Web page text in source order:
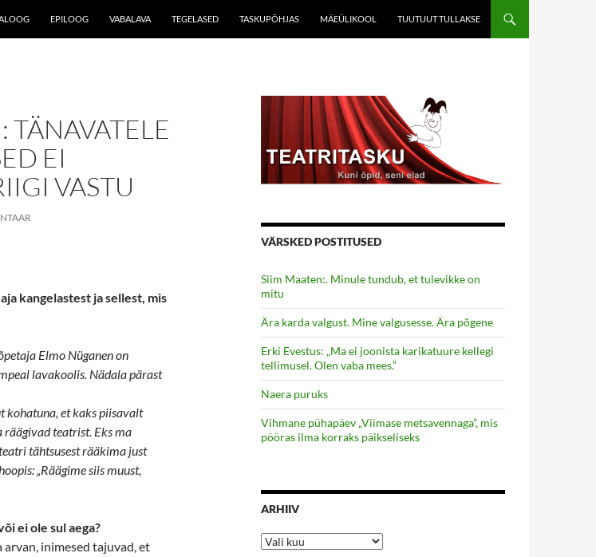
EPILOOG VABALAVA TEGELASED TASKUPÕHJAS MÄEÜLIKOOL TUUTUUT TULLAKSE
EI
VASTU
kangelastest ja sellest, mis
Elmo Nüganen on
lavakoolis. Nädala pärast
kohatuna, et kaks piisavalt
teatrist. Eks ma
tähtsusest rääkima just
„Räägime siis muust,
ei ole sul aega?
arvan, inimesed tajuvad, et
VÄRSKED POSTITUSED
Siim Maaten:. Minule tundub, et tulevikke on
mitu
Ära karda valgust. Mine valgusesse. Ära põgene
Erki Evestus: „Ma ei joonista karikatuure kellegi
tellimusel. Olen vaba mees.”
Naera puruks
Vihmane pühapäev „Viimase metsavennaga”, mis
pööras ilma korraks päikseliseks
ARHIIV
Arhiiv